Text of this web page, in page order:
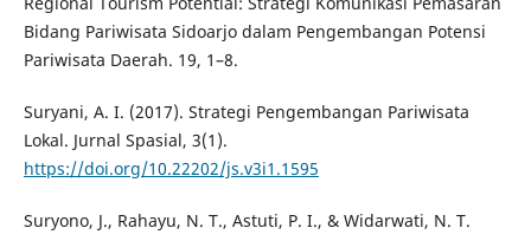
Bidang Pariwisata Sidoarjo dalam Pengembangan Potensi
Pariwisata Daerah. 19, 1–8.
Suryani, A. I. (2017). Strategi Pengembangan Pariwisata
Lokal. Jurnal Spasial, 3(1).
https://doi.org/10.22202/js.v3i1.1595
Suryono, J., Rahayu, N. T., Astuti, P. I., & Widarwati, N. T.